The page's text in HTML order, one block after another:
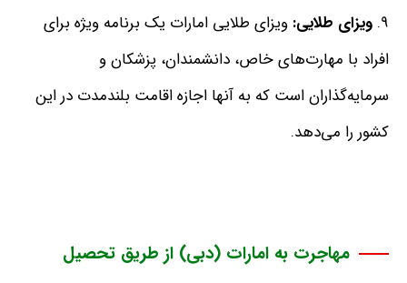
ویزای طلایی: ویزای طلایی امارات یک برنامه ویژه برای
افراد با مهارت‌های خاص، دانشمندان، پزشکان و
سرمایه‌گذاران است که به آنها اجازه اقامت بلندمدت در این
کشور را می‌دهد.
مهاجرت به امارات (دبی) از طریق تحصیل